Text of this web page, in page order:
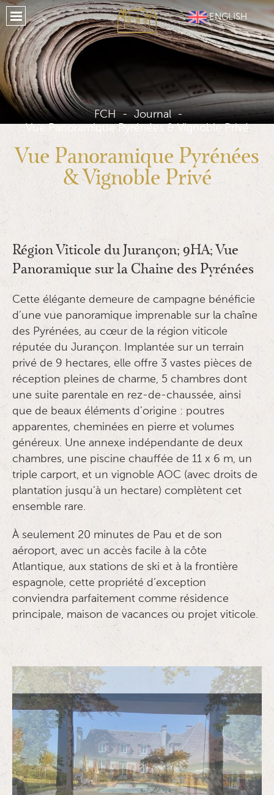
Accueil
A Propos FCH
Propriétés
Nos Services
Notre Région
Témoignages
Situation
Medias Sociaux
ENGLISH
FCH - Journal -
Vue Panoramique Pyrénées & Vignoble Privé
Vue Panoramique Pyrénées
& Vignoble Privé
Région Viticole du Jurançon; 9HA; Vue
Panoramique sur la Chaine des Pyrénées
Cette élégante demeure de campagne bénéficie
d’une vue panoramique imprenable sur la chaîne
des Pyrénées, au cœur de la région viticole
réputée du Jurançon. Implantée sur un terrain
privé de 9 hectares, elle offre 3 vastes pièces de
réception pleines de charme, 5 chambres dont
une suite parentale en rez-de-chaussée, ainsi
que de beaux éléments d’origine : poutres
apparentes, cheminées en pierre et volumes
généreux. Une annexe indépendante de deux
chambres, une piscine chauffée de 11 x 6 m, un
triple carport, et un vignoble AOC (avec droits de
plantation jusqu’à un hectare) complètent cet
ensemble rare.
À seulement 20 minutes de Pau et de son
aéroport, avec un accès facile à la côte
Atlantique, aux stations de ski et à la frontière
espagnole, cette propriété d’exception
conviendra parfaitement comme résidence
principale, maison de vacances ou projet viticole.